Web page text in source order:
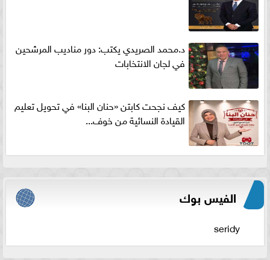
د.محمد الصريدي يكتب: دور مناديب المرشحين
في لجان الانتخابات
كيف نجحت كابتن «حنان البنا» في تحويل تعليم
القيادة النسائية من خوف...
الفيس بوك
seridy